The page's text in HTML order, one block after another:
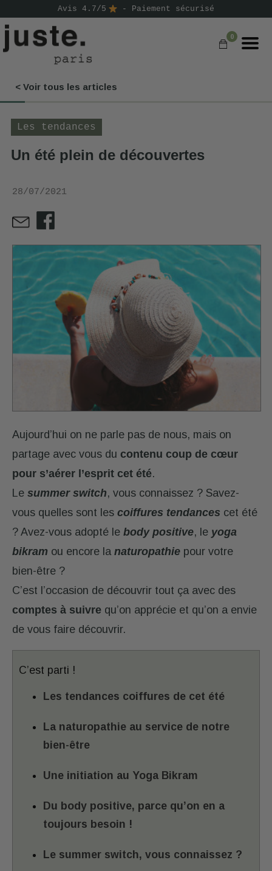
Avis 4.7/5 - Paiement sécurisé
0
< Voir tous les articles
Les tendances
Un été plein de découvertes
28/07/2021
Aujourd’hui on ne parle pas de nous, mais on
partage avec vous du contenu coup de cœur
pour s’aérer l’esprit cet été.
Le summer switch, vous connaissez ? Savez-
vous quelles sont les coiffures tendances cet été
? Avez-vous adopté le body positive, le yoga
bikram ou encore la naturopathie pour votre
bien-être ?
C’est l’occasion de découvrir tout ça avec des
comptes à suivre qu’on apprécie et qu’on a envie
de vous faire découvrir.
C’est parti !
Les tendances coiffures de cet été
La naturopathie au service de notre
bien-être
Une initiation au Yoga Bikram
Du body positive, parce qu’on en a
toujours besoin !
Le summer switch, vous connaissez ?
COMMANDER
NOS PRODUITS
D'ESSAI
CONSEILS
COMPTE
commande,
suivre
commandes,
gérer
mes